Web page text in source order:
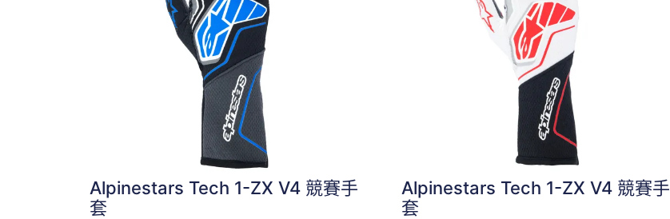
Alpinestars Tech 1-ZX V4 競賽手
套
Alpinestars Tech 1-ZX V4 競賽手
套